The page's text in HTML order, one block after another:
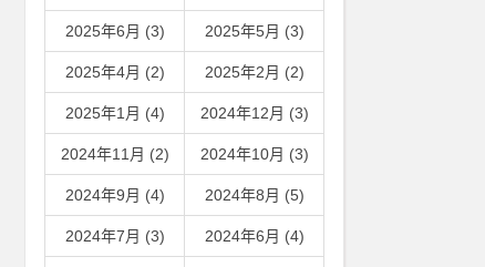
2025年6月 (3) 2025年5月 (3)
2025年4月 (2) 2025年2月 (2)
2025年1月 (4) 2024年12月 (3)
2024年11月 (2) 2024年10月 (3)
2024年9月 (4) 2024年8月 (5)
2024年7月 (3) 2024年6月 (4)